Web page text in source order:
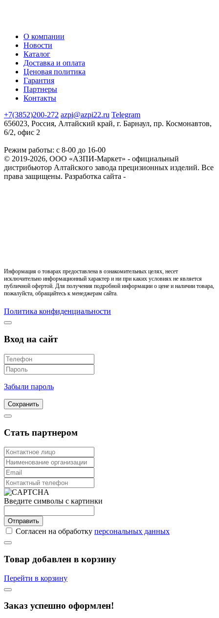
О компании
Новости
Каталог
Доставка и оплата
Ценовая политика
Гарантия
Партнеры
Контакты
+7(3852)200-272 azpi@azpi22.ru Telegram
656023, Россия, Алтайский край, г. Барнаул, пр. Космонавтов,
6/2, офис 2
Режим работы: с 8-00 до 16-00
© 2019-2026, ООО «АЗПИ-Маркет» - официальный
дистрибьютор Алтайского завода прецизионных изделий. Все
права защищены. Разработка сайта -
Информация о товарах предоставлена в ознакомительных целях, несет
исключительно информационный характер и ни при каких условиях не является
публичной офертой. Для получения подробной информации о цене и наличии товара,
пожалуйста, обращайтесь к менеджерам сайта.
Политика конфиденциальности
Вход на сайт
Забыли пароль
Сохранить
Стать партнером
Введите символы с картинки
Отправить
Согласен на обработку персональных данных
Товар добавлен в корзину
Перейти в корзину
Заказ успешно оформлен!